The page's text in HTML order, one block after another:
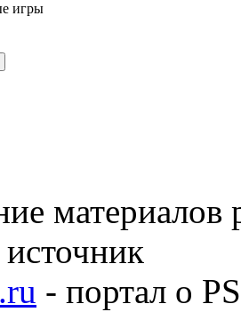
игры
материалов
- портал о